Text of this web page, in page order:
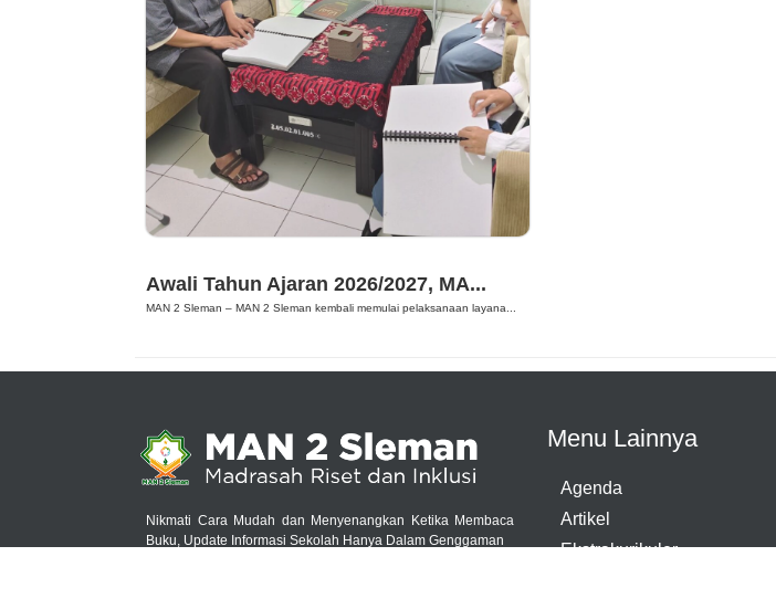
Awali Tahun Ajaran 2026/2027, MA...
MAN 2 Sleman – MAN 2 Sleman kembali memulai pelaksanaan layana...
Nikmati Cara Mudah dan Menyenangkan Ketika Membaca
Buku, Update Informasi Sekolah Hanya Dalam Genggaman
Menu Lainnya
Agenda
Artikel
Ekstrakurikuler